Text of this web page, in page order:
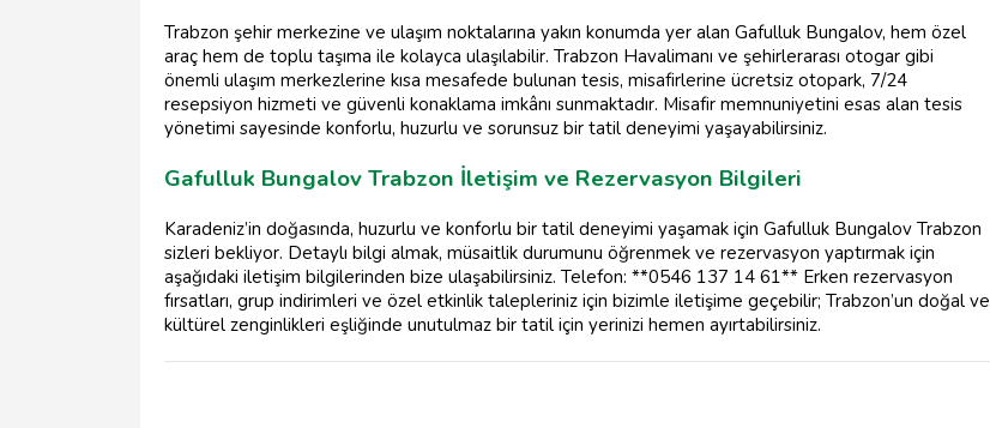
Trabzon şehir merkezine ve ulaşım noktalarına yakın konumda yer alan Gafulluk Bungalov, hem özel
araç hem de toplu taşıma ile kolayca ulaşılabilir. Trabzon Havalimanı ve şehirlerarası otogar gibi
önemli ulaşım merkezlerine kısa mesafede bulunan tesis, misafirlerine ücretsiz otopark, 7/24
resepsiyon hizmeti ve güvenli konaklama imkânı sunmaktadır. Misafir memnuniyetini esas alan tesis
yönetimi sayesinde konforlu, huzurlu ve sorunsuz bir tatil deneyimi yaşayabilirsiniz.
Gafulluk Bungalov Trabzon İletişim ve Rezervasyon Bilgileri
Karadeniz’in doğasında, huzurlu ve konforlu bir tatil deneyimi yaşamak için Gafulluk Bungalov Trabzon
sizleri bekliyor. Detaylı bilgi almak, müsaitlik durumunu öğrenmek ve rezervasyon yaptırmak için
aşağıdaki iletişim bilgilerinden bize ulaşabilirsiniz. Telefon: **0546 137 14 61** Erken rezervasyon
fırsatları, grup indirimleri ve özel etkinlik talepleriniz için bizimle iletişime geçebilir; Trabzon’un doğal ve
kültürel zenginlikleri eşliğinde unutulmaz bir tatil için yerinizi hemen ayırtabilirsiniz.